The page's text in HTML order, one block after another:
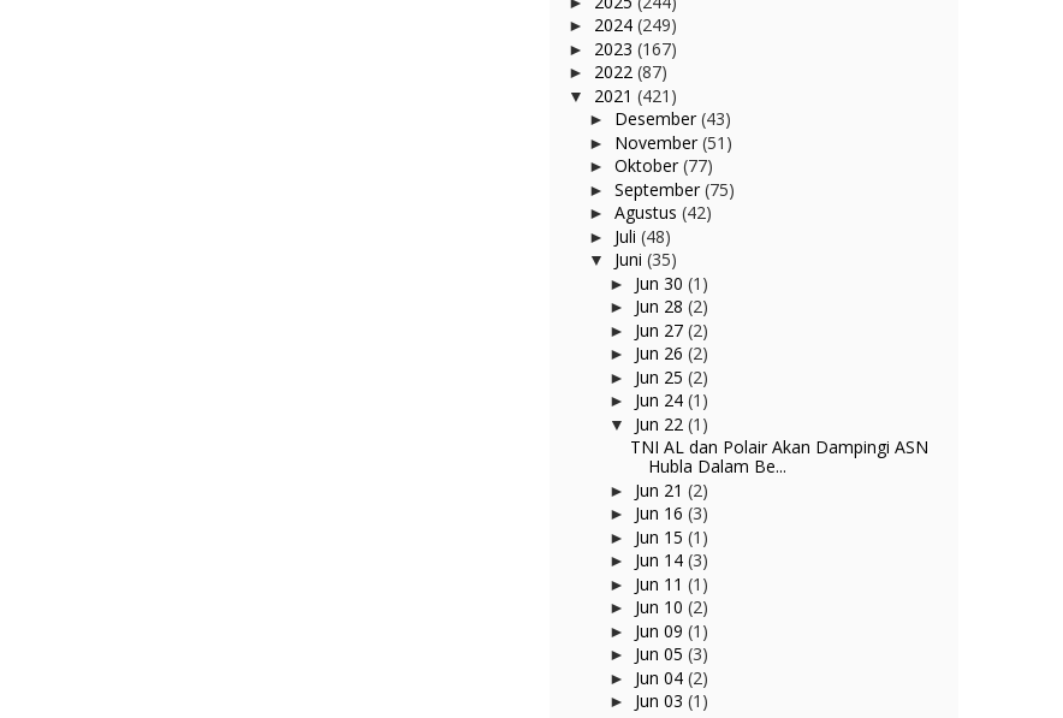
► 2024 (249)
► 2023 (167)
► 2022 (87)
▼ 2021 (421)
► Desember(43)
► November(51)
► Oktober(77)
► September(75)
► Agustus (42)
► Juli (48)
▼ Juni (35)
► Jun 30 (1)
► Jun 28 (2)
► Jun 27 (2)
► Jun 26 (2)
► Jun 25 (2)
► Jun 24 (1)
▼ Jun 22 (1)
TNI AL dan Polair Akan Dampingi ASN
Hubla Dalam Be...
► Jun 21 (2)
► Jun 16 (3)
► Jun 15 (1)
► Jun 14 (3)
► Jun 11 (1)
► Jun 10 (2)
► Jun 09 (1)
► Jun 05 (3)
► Jun 04 (2)
► Jun 03 (1)